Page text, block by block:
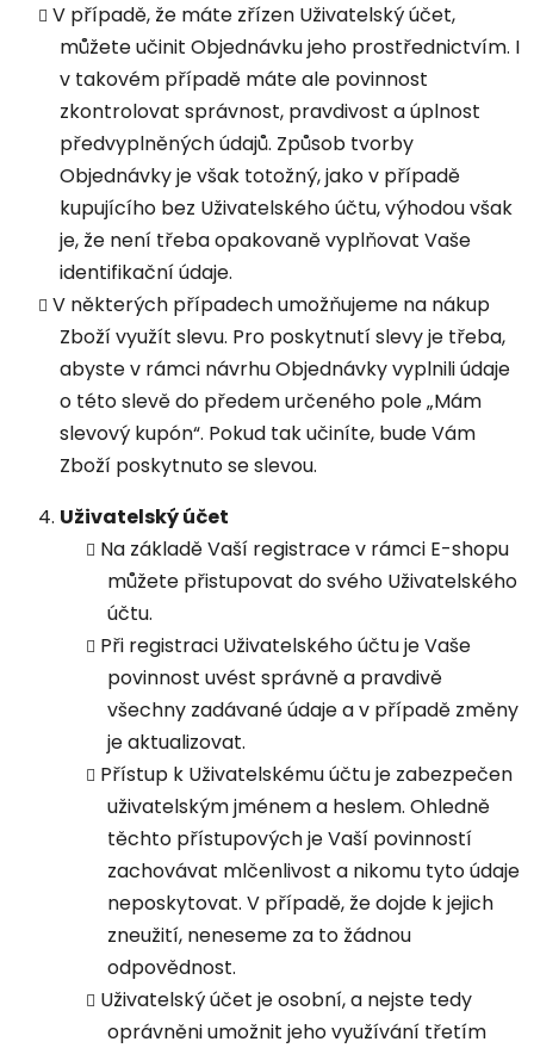
V případě, že máte zřízen Uživatelský účet,
můžete učinit Objednávku jeho prostřednictvím. I
v takovém případě máte ale povinnost
zkontrolovat správnost, pravdivost a úplnost
předvyplněných údajů. Způsob tvorby
Objednávky je však totožný, jako v případě
kupujícího bez Uživatelského účtu, výhodou však
je, že není třeba opakovaně vyplňovat Vaše
identifikační údaje.
V některých případech umožňujeme na nákup
Zboží využít slevu. Pro poskytnutí slevy je třeba,
abyste v rámci návrhu Objednávky vyplnili údaje
o této slevě do předem určeného pole „Mám
slevový kupón“. Pokud tak učiníte, bude Vám
Zboží poskytnuto se slevou.
Uživatelský účet
Na základě Vaší registrace v rámci E-shopu
můžete přistupovat do svého Uživatelského
účtu.
Při registraci Uživatelského účtu je Vaše
povinnost uvést správně a pravdivě
všechny zadávané údaje a v případě změny
je aktualizovat.
Přístup k Uživatelskému účtu je zabezpečen
uživatelským jménem a heslem. Ohledně
těchto přístupových je Vaší povinností
zachovávat mlčenlivost a nikomu tyto údaje
neposkytovat. V případě, že dojde k jejich
zneužití, neneseme za to žádnou
odpovědnost.
Uživatelský účet je osobní, a nejste tedy
oprávněni umožnit jeho využívání třetím